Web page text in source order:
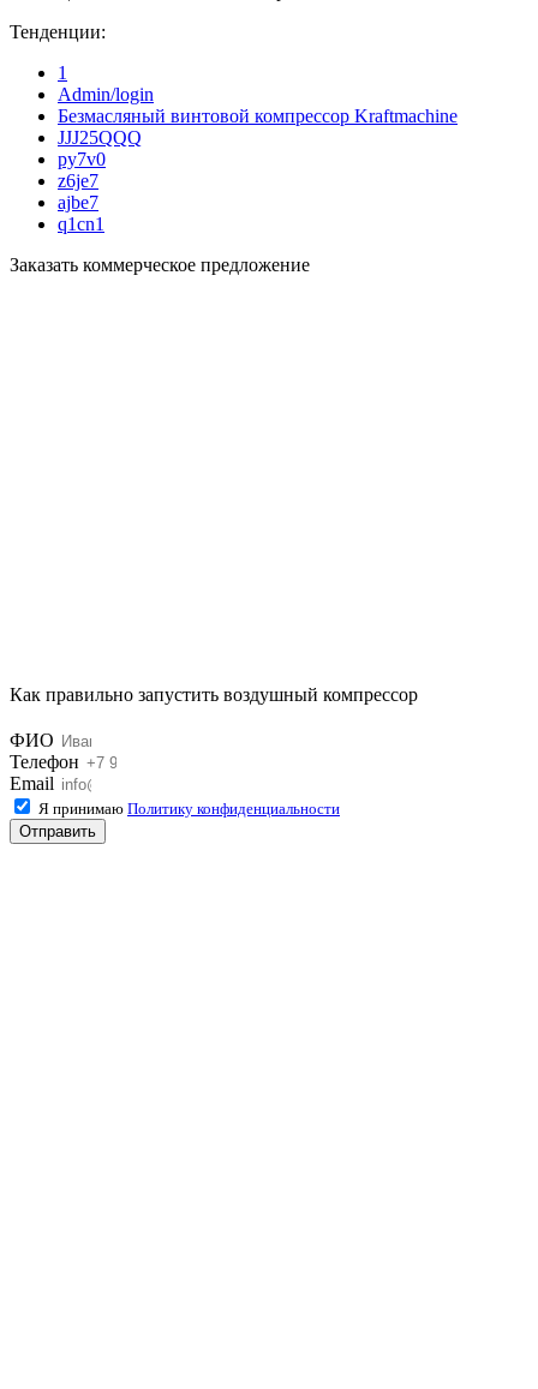
Тенденции:
1
Admin/login
Безмасляный винтовой компрессор Kraftmaсhine
JJJ25QQQ
py7v0
z6je7
ajbe7
q1cn1
Заказать коммерческое предложение
Как правильно запустить воздушный компрессор
ФИО
Телефон
Email
Я принимаю Политику конфиденциальности
Отправить